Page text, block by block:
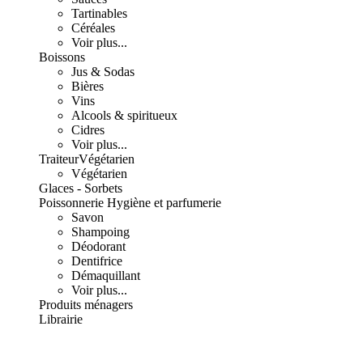
Tartinables
Céréales
Voir plus...
Boissons
Jus & Sodas
Bières
Vins
Alcools & spiritueux
Cidres
Voir plus...
TraiteurVégétarien
Végétarien
Glaces - Sorbets
Poissonnerie Hygiène et parfumerie
Savon
Shampoing
Déodorant
Dentifrice
Démaquillant
Voir plus...
Produits ménagers
Librairie